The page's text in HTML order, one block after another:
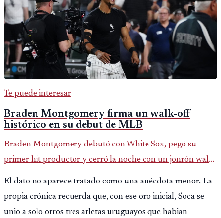
Te puede interesar
Braden Montgomery firma un walk-off
histórico en su debut de MLB
Braden Montgomery debutó con White Sox, pegó su
primer hit productor y cerró la noche con un jonrón walk-
off de dos carreras que MLB ubicó como el quinto caso de
este tipo en la historia.
El dato no aparece tratado como una anécdota menor. La
propia crónica recuerda que, con ese oro inicial, Soca se
unio a solo otros tres atletas uruguayos que habian